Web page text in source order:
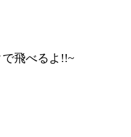
で飛べるよ!!~